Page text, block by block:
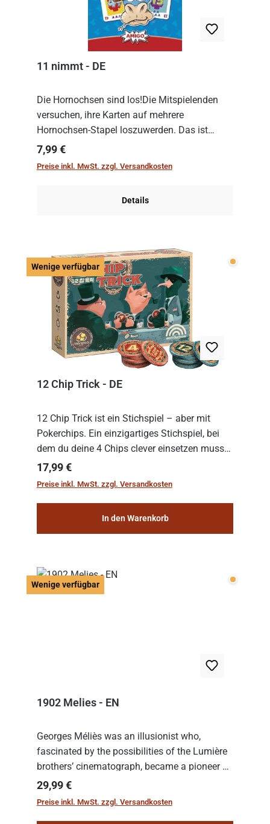
11 nimmt - DE
Die Hornochsen sind los!Die Mitspielenden
versuchen, ihre Karten auf mehrere
Hornochsen-Stapel loszuwerden. Das ist
kniffliger als gedacht, denn die Differenz
zwischen ausgespielter Karte und der
Regulärer Preis:
7,99 €
Preise inkl. MwSt. zzgl. Versandkosten
Details
Wenige verfügbar Wenige
12 Chip Trick - DE
12 Chip Trick ist ein Stichspiel – aber mit
Pokerchips. Ein einzigartiges Stichspiel, bei
dem du deine 4 Chips clever einsetzen musst.
Wer die Chips mit dem höchsten Gesamtwert
hat, gewinnt die Runde. Aber Vorsicht: D...
Regulärer Preis:
17,99 €
Preise inkl. MwSt. zzgl. Versandkosten
In den Warenkorb
Wenige verfügbar Wenige
1902 Melies - EN
Georges Méliès was an illusionist who,
fascinated by the possibilities of the Lumière
brothers’ cinematograph, became a pioneer of
cinema. In 1902, he filmed his most famous
work: “Le Voyage dans la Lune” (“A Trip to...
Regulärer Preis:
29,99 €
Preise inkl. MwSt. zzgl. Versandkosten